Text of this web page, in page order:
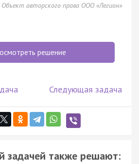
Объект авторского права ООО «Легион»
решение
Следующая задача
задачей также решают: